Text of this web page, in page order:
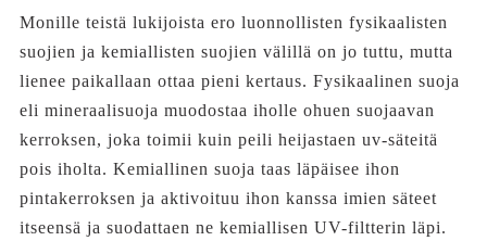
Monille teistä lukijoista ero luonnollisten fysikaalisten
suojien ja kemiallisten suojien välillä on jo tuttu, mutta
lienee paikallaan ottaa pieni kertaus. Fysikaalinen suoja
eli mineraalisuoja muodostaa iholle ohuen suojaavan
kerroksen, joka toimii kuin peili heijastaen uv-säteitä
pois iholta. Kemiallinen suoja taas läpäisee ihon
pintakerroksen ja aktivoituu ihon kanssa imien säteet
itseensä ja suodattaen ne kemiallisen UV-filtterin läpi.